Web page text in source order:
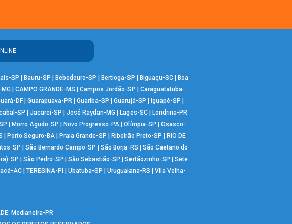
SP | Bauru-SP | Bebedouro-SP | Bertioga-SP | Biguaçu-SC| Boa
| CAMPO GRANDE-MS | Campos Jordão-SP | Caraguatatuba-
DF | Guarapuava-PR | Guariba-SP | Guarujá-SP | Iguapé-SP |
SP | Jacareí-SP | José Raydan-MG | Lages-SC| Londrina-PR
| Morro Agudo-SP | Novo Progresso-PA | Olímpia-SP | Osasco-
| Porto Seguro-BA| Praia Grande-SP | Ribeirão Preto-SP | RIO DE
SP | São Bernardo Campo-SP | São Borja-RS | São Caetano do
SP | São Pedro-SP | São Sebastião-SP | Sertãozinho-SP | Sete
AC| TERESINA-PI | Ubatuba-SP | Uruguaiana-RS | Vila Velha-
Medianeira-PR